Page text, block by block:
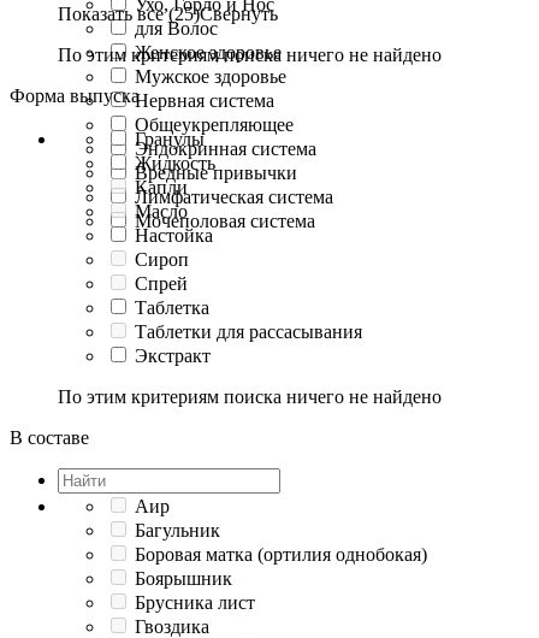
для Волос
Женское здоровье
Мужское здоровье
Нервная система
Общеукрепляющее
Эндокринная система
Вредные привычки
Лимфатическая система
Мочеполовая система
Показать все (25)Свернуть
По этим критериям поиска ничего не найдено
Форма выпуска
Гранулы
Жидкость
Капли
Масло
Настойка
Сироп
Спрей
Таблетка
Таблетки для рассасывания
Экстракт
По этим критериям поиска ничего не найдено
В составе
Аир
Багульник
Боровая матка (ортилия однобокая)
Боярышник
Брусника лист
Гвоздика